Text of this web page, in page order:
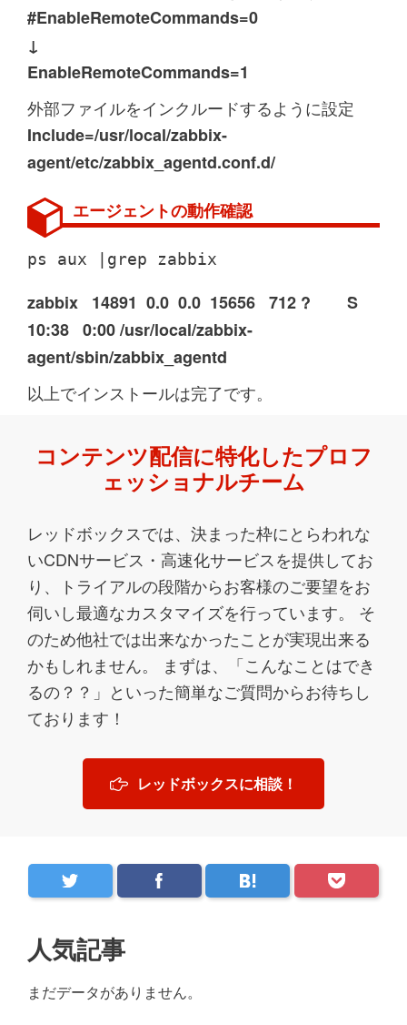
#EnableRemoteCommands=0
↓
EnableRemoteCommands=1
外部ファイルをインクルードするように設定
Include=/usr/local/zabbix-
agent/etc/zabbix_agentd.conf.d/
エージェントの動作確認
ps aux |grep zabbix
zabbix 14891 0.0 0.0 15656 712 ? S
10:38 0:00 /usr/local/zabbix-
agent/sbin/zabbix_agentd
以上でインストールは完了です。
コンテンツ配信に特化したプロフ
ェッショナルチーム
レッドボックスでは、決まった枠にとらわれな
いCDNサービス・高速化サービスを提供してお
り、トライアルの段階からお客様のご要望をお
伺いし最適なカスタマイズを行っています。 そ
のため他社では出来なかったことが実現出来る
かもしれません。 まずは、「こんなことはでき
るの？？」といった簡単なご質問からお待ちし
ております！
レッドボックスに相談！
最
の
人気記事
まだデータがありません。